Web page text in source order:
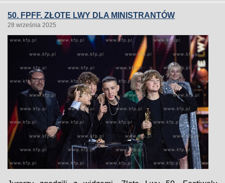
50. FPFF. ZŁOTE LWY DLA MINISTRANTÓW
28 września 2025